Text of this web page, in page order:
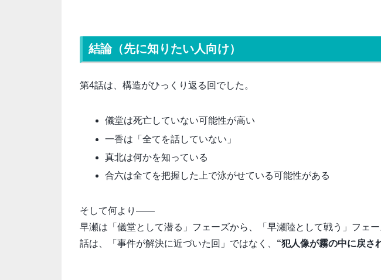
結論（先に知りたい人向け）
第4話は、構造がひっくり返る回でした。
儀堂は死亡していない可能性が高い
一香は「全てを話していない」
真北は何かを知っている
合六は全てを把握した上で泳がせている可能性がある
そして何より――
早瀬は「儀堂として潜る」フェーズから、「早瀬陸として戦う」フェ
話は、「事件が解決に近づいた回」ではなく、 “犯人像が霧の中に戻さ